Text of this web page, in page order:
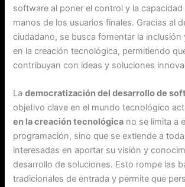
software al poner el control y la capacidad
manos de los usuarios finales. Gracias al
ciudadano, se busca fomentar la inclusión
en la creación tecnológica, permitiendo
contribuyan con ideas y soluciones
Lademocratización del desarrollo de
objetivo clave en el mundo tecnológico
en la creación tecnológica no se limita a
programación, sino que se extiende a
interesadas en aportar su visión y
desarrollo de soluciones. Esto rompe las
tradicionales de entrada y permite que